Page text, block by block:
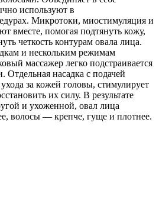
используют в
Микротоки, миостимуляция и
вместе, помогая подтянуть кожу,
четкость контурам овала лица.
и нескольким режимам
массажер легко подстраивается
Отдельная насадка с подачей
за кожей головы, стимулирует
их силу. В результате
и ухоженной, овал лица
волосы — крепче, гуще и плотнее.